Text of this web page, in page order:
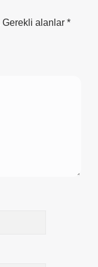
Gerekli alanlar *